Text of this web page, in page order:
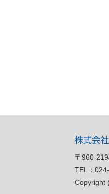
〒960-
TEL：
Copyright